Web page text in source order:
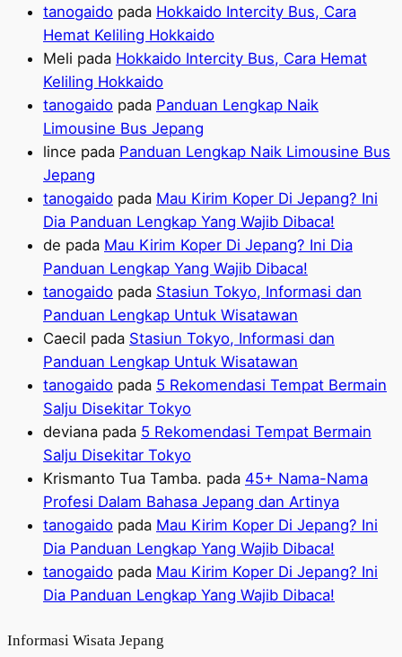
tanogaido pada Hokkaido Intercity Bus, Cara
Hemat Keliling Hokkaido
Meli pada Hokkaido Intercity Bus, Cara Hemat
Keliling Hokkaido
tanogaido pada Panduan Lengkap Naik
Limousine Bus Jepang
lince pada Panduan Lengkap Naik Limousine Bus
Jepang
tanogaido pada Mau Kirim Koper Di Jepang? Ini
Dia Panduan Lengkap Yang Wajib Dibaca!
de pada Mau Kirim Koper Di Jepang? Ini Dia
Panduan Lengkap Yang Wajib Dibaca!
tanogaido pada Stasiun Tokyo, Informasi dan
Panduan Lengkap Untuk Wisatawan
Caecil pada Stasiun Tokyo, Informasi dan
Panduan Lengkap Untuk Wisatawan
tanogaido pada 5 Rekomendasi Tempat Bermain
Salju Disekitar Tokyo
deviana pada 5 Rekomendasi Tempat Bermain
Salju Disekitar Tokyo
Krismanto Tua Tamba. pada 45+ Nama-Nama
Profesi Dalam Bahasa Jepang dan Artinya
tanogaido pada Mau Kirim Koper Di Jepang? Ini
Dia Panduan Lengkap Yang Wajib Dibaca!
tanogaido pada Mau Kirim Koper Di Jepang? Ini
Dia Panduan Lengkap Yang Wajib Dibaca!
Informasi Wisata Jepang